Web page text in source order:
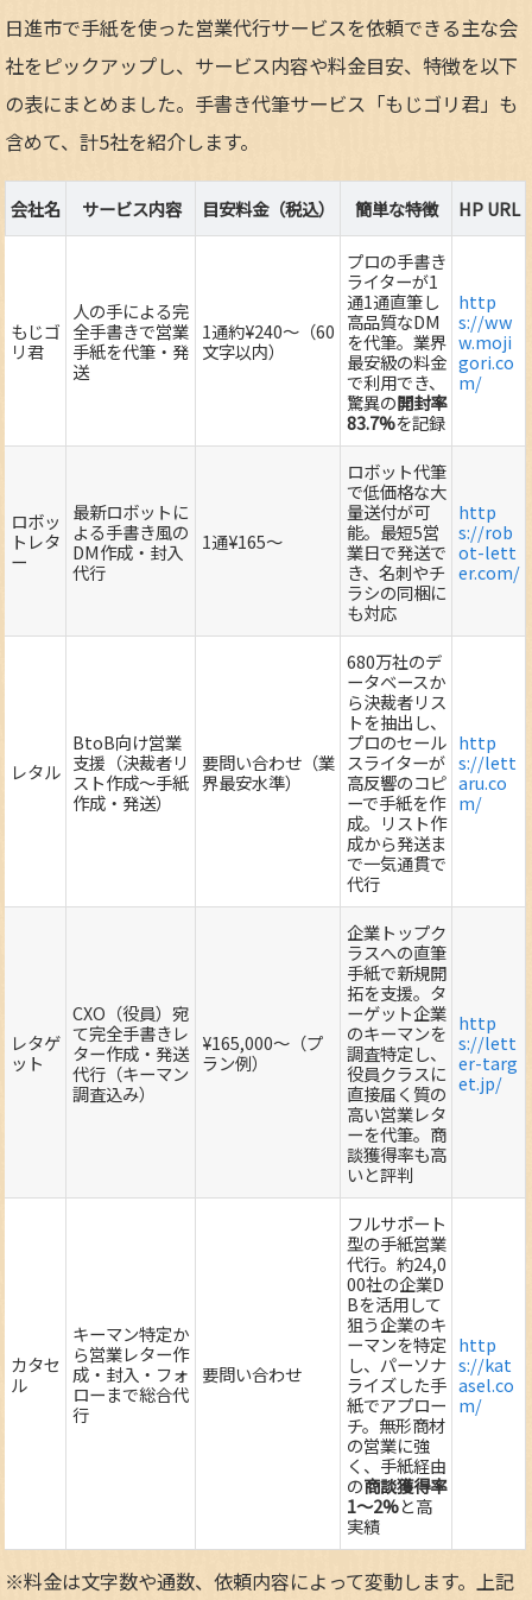
日進市で手紙を使った営業代行サービスを依頼できる主な会
社をピックアップし、サービス内容や料金目安、特徴を以下
の表にまとめました。手書き代筆サービス「もじゴリ君」も
含めて、計5社を紹介します。
会社名 サービス内容 目安料金（税込） 簡単な特徴 HP URL
もじゴ
リ君
人の手による完
全手書きで営業
手紙を代筆・発
送
1通約¥240～（60
文字以内）
プロの手書き
ライターが1
通1通直筆し
高品質なDM
を代筆。業界
最安級の料金
で利用でき、
驚異の開封率
83.7%を記録
http
s://ww
w.moji
gori.co
m/
ロボッ
トレタ
ー
最新ロボットに
よる手書き風の
DM作成・封入
代行
1通¥165～
ロボット代筆
で低価格な大
量送付が可
能。最短5営
業日で発送で
き、名刺やチ
ラシの同梱に
も対応
http
s://rob
ot-lett
er.com/
レタル
BtoB向け営業
支援（決裁者リ
スト作成～手紙
作成・発送）
要問い合わせ（業
界最安水準）
680万社のデ
ータベースか
ら決裁者リス
トを抽出し、
プロのセール
スライターが
高反響のコピ
ーで手紙を作
成。リスト作
成から発送ま
で一気通貫で
代行
http
s://lett
aru.co
m/
レタゲ
ット
CXO（役員）宛
て完全手書きレ
ター作成・発送
代行（キーマン
調査込み）
¥165,000～（プ
ラン例）
企業トップク
ラスへの直筆
手紙で新規開
拓を支援。タ
ーゲット企業
のキーマンを
調査特定し、
役員クラスに
直接届く質の
高い営業レタ
ーを代筆。商
談獲得率も高
いと評判
http
s://lett
er-targ
et.jp/
カタセ
ル
キーマン特定か
ら営業レター作
成・封入・フォ
ローまで総合代
行
要問い合わせ
フルサポート
型の手紙営業
代行。約24,0
00社の企業D
Bを活用して
狙う企業のキ
ーマンを特定
し、パーソナ
ライズした手
紙でアプロー
チ。無形商材
の営業に強
く、手紙経由
の商談獲得率
1～2%と高
実績
http
s://kat
asel.co
m/
※料金は文字数や通数、依頼内容によって変動します。上記